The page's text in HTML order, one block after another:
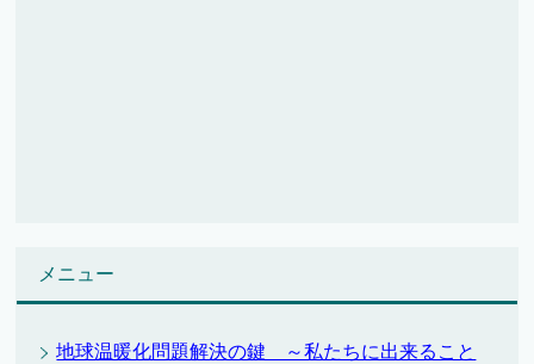
メニュー
地球温暖化問題解決の鍵 ～私たちに出来ること